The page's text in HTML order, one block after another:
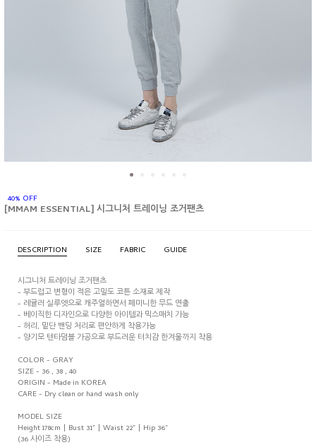
40% OFF
[MMAM ESSENTIAL] 시그니처 트레이닝 조거팬츠
DESCRIPTION SIZE FABRIC GUIDE
시그니처 트레이닝 조거팬츠
- 부드럽고 변형이 적은 고밀도 코튼 소재로 제작
- 레귤러 실루엣으로 캐주얼하면서 페미니한 무드 연출
- 베이직한 디자인으로 다양한 아이템과 믹스매치 가능
- 허리, 밑단 밴딩 처리로 편안하게 착용가능
- 양기모 텐타덤블 가공으로 부드러운 터치감 한겨울까지 착용
COLOR - GRAY
SIZE - 36 , 38 , 40
ORIGIN - Made in KOREA
CARE - Dry clean or hand wash only
MODEL SIZE
Height 178cm | Bust 31" | Waist 22" | Hip 36"
(36 사이즈 착용)